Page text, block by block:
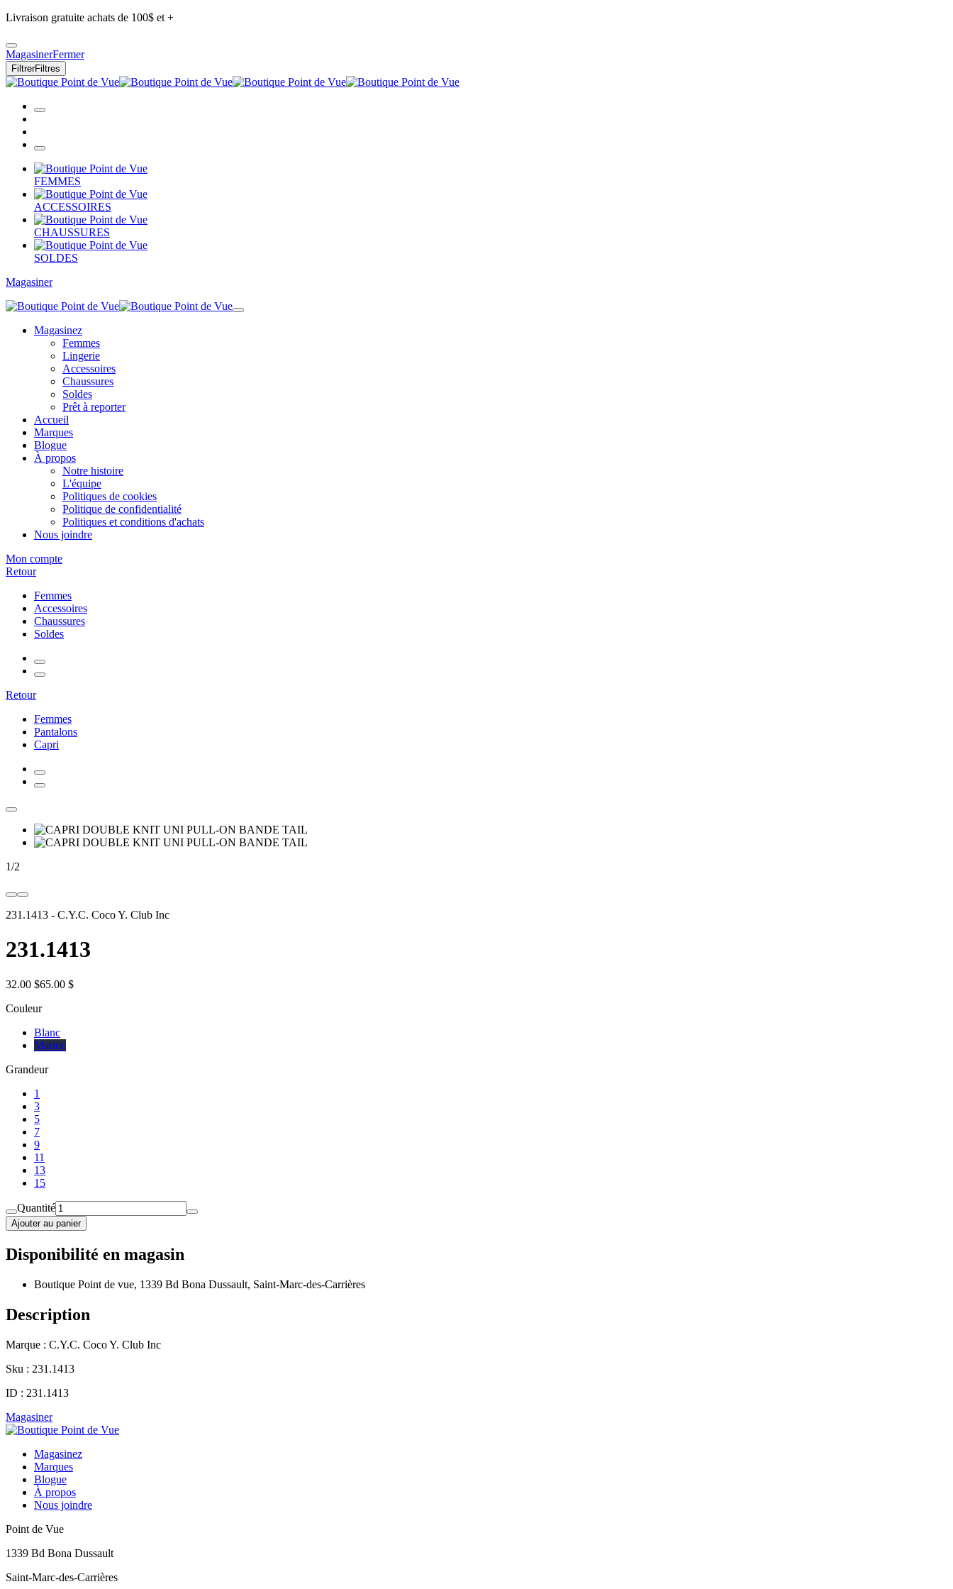
Livraison gratuite achats de 100$ et +
MagasinerFermer
FiltrerFiltres
FEMMES
ACCESSOIRES
CHAUSSURES
SOLDES
Magasiner
Magasinez
Femmes
Lingerie
Accessoires
Chaussures
Soldes
Prêt à reporter
Accueil
Marques
Blogue
À propos
Notre histoire
L'équipe
Politiques de cookies
Politique de confidentialité
Politiques et conditions d'achats
Nous joindre
Mon compte
Retour
Femmes
Accessoires
Chaussures
Soldes
Retour
Femmes
Pantalons
Capri
1/2
231.1413 - C.Y.C. Coco Y. Club Inc
231.1413
32.00 $65.00 $
Couleur
Blanc
Marine
Grandeur
1
3
5
7
9
11
13
15
Quantité
Ajouter au panier
Disponibilité en magasin
Boutique Point de vue, 1339 Bd Bona Dussault, Saint-Marc-des-Carrières
Description
Marque : C.Y.C. Coco Y. Club Inc
Sku : 231.1413
ID : 231.1413
Magasiner
Magasinez
Marques
Blogue
À propos
Nous joindre
Point de Vue
1339 Bd Bona Dussault
Saint-Marc-des-Carrières